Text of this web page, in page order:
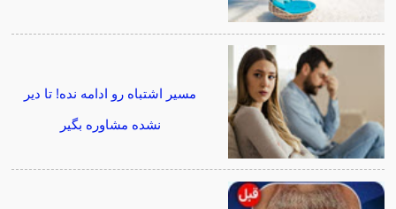
مسیر اشتباه رو ادامه نده! تا دیر
نشده مشاوره بگیر